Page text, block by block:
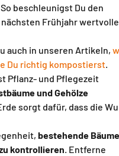
beschleunigst Du den
Frühjahr
auch in unseren Artikeln,
Du richtig kompostierst.
Pflanz- und Pflegezeit
und Gehölze
sorgt dafür, dass die
bestehende
kontrollieren. Entferne